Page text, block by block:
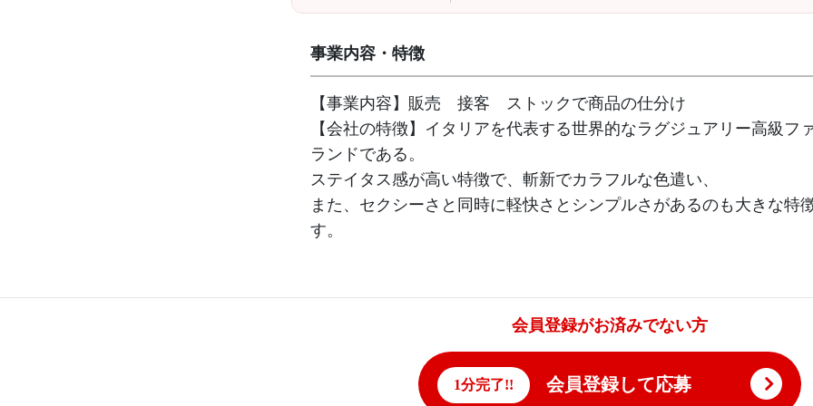
事業内容・特徴
【事業内容】販売 接客 ストックで商品の仕分け
【会社の特徴】イタリアを代表する世界的なラグジュアリー高級フ
ランドである。
ステイタス感が高い特徴で、斬新でカラフルな色遣い、
また、セクシーさと同時に軽快さとシンプルさがあるのも大きな特
す。
会員登録がお済みでない方
1分完了!! 会員登録して応募